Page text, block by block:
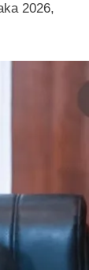
2026,